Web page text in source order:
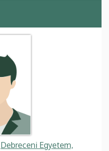
Debreceni Egyetem,